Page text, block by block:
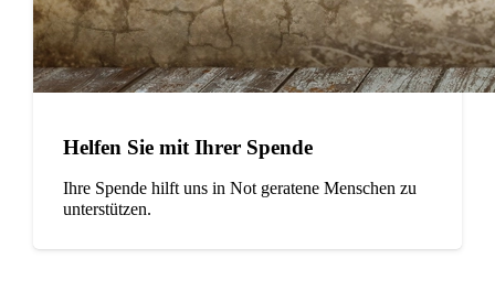
Hel­fen Sie mit Ihrer Spende
Ihre Spende hilft uns in Not gera­tene Men­schen zu
unterstützen.